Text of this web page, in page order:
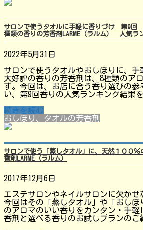
サロンで使うタオルに手軽に香りづけ 第9
種類の香りの芳香剤LARME（ラルム） 人気ラ
2022年5月31日
サロンで使うタオルやおしぼりに、手
大好評の香りの芳香剤は、8種類のア
す。今回は、お店に合う香り選びの参
い、第9回香りの人気ランキング結果
続きを読む
おしぼり、タオルの芳香剤
サロンで使う「蒸しタオル」に、天然１００
香剤LARME（ラルム）
2017年12月6日
エステサロンやネイルサロンに欠かせ
今回はその「蒸しタオル」や「おしぼ
のアロマのいい香りをカンタン・手軽
香剤と選べる香りのお試しプランのご